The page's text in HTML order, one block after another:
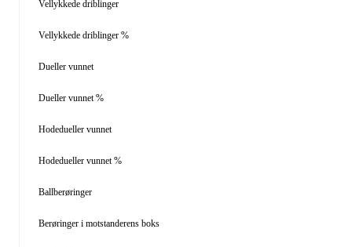
Vellykkede driblinger
Vellykkede driblinger %
Dueller vunnet
Dueller vunnet %
Hodedueller vunnet
Hodedueller vunnet %
Ballberøringer
Berøringer i motstanderens boks